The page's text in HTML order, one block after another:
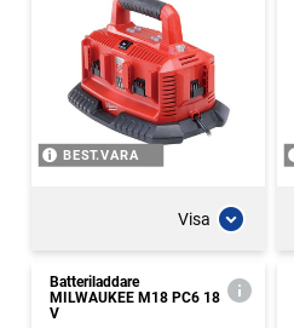
BEST.VARA
Visa
Batteriladdare
MILWAUKEE M18 PC6 18
V